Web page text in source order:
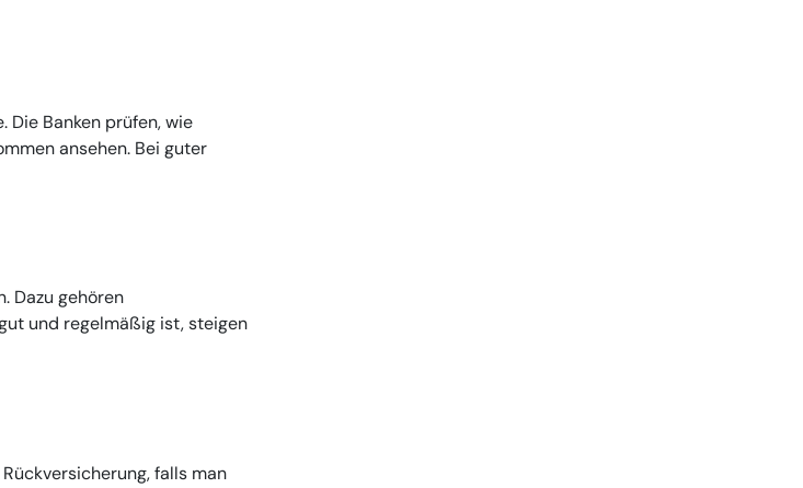
Die Banken prüfen, wie
ansehen. Bei guter
Dazu gehören
und regelmäßig ist, steigen
falls man